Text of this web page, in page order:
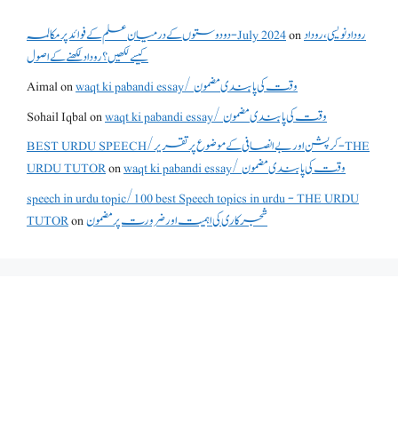
دو دوستوں کے درمیان علم کے فوائد پر مکالمہ - July 2024onروداد نویسی ،روداد
کیسے لکھیں؟ روداد لکھنے کے اصول
Aimalon
waqt ki pabandi essay/ وقت کی پابندی مضمون
Sohail Iqbalon
waqt ki pabandi essay/ وقت کی پابندی مضمون
BEST URDU SPEECH/کرپشن اور بے انصافی کے موضوع پر تقریر - THE
URDU TUTORon
waqt ki pabandi essay/ وقت کی پابندی مضمون
speech in urdu topic/100 best Speech topics in urdu - THE URDU
TUTORonشجرکاری کی اہمیت اور ضرورت پر مضمون